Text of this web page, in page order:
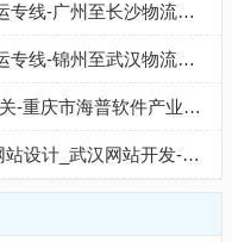
广州到长沙物流专线-广州到长沙货运专线-广州至长沙物流公司-就发物流网
锦州到武汉物流专线-锦州到武汉货运专线-锦州至武汉物流公司-就发物流网
森林防火监控-秸秆禁烧监控-智能网关-重庆市海普软件产业有限公司
武汉网站建设_武汉网站制作_武汉网站设计_武汉网站开发-武汉高端品牌网站建设公司